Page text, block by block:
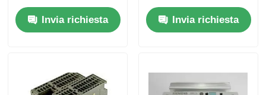
Allen Bradley PLC Parts
Yokogawa Stardom PLC
Per prestazioni
Invia richiesta
con velocità di 25
Ns/step CPU e 2
ingressi analogici
Invia richiesta